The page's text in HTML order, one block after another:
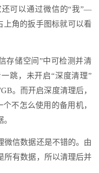
可以通过微信的“我”—
角的扳手图标就可以看
存储空间”中可检测并清
跳，未开启“深度清理”
。而开启深度清理后，
不怎么使用的备用机，
微信数据还是不错的。由
所有数据，所以清理后并